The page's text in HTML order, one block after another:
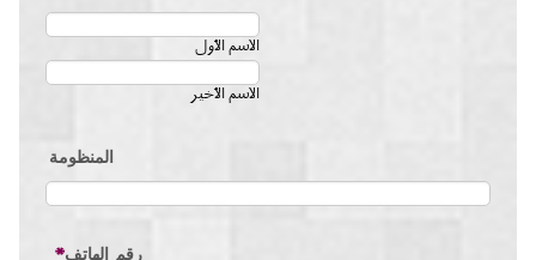
الاسم الأول
الاسم الأخير
المنظومة
رقم الهاتف*